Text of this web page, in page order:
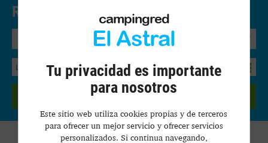
Reserva Aquí. Precios y disponibilidad
BUSCAR
campingred
El Astral
Tu privacidad es importante
para nosotros
Este sitio web utiliza cookies propias y de terceros
para ofrecer un mejor servicio y ofrecer servicios
personalizados. Si continua navegando,